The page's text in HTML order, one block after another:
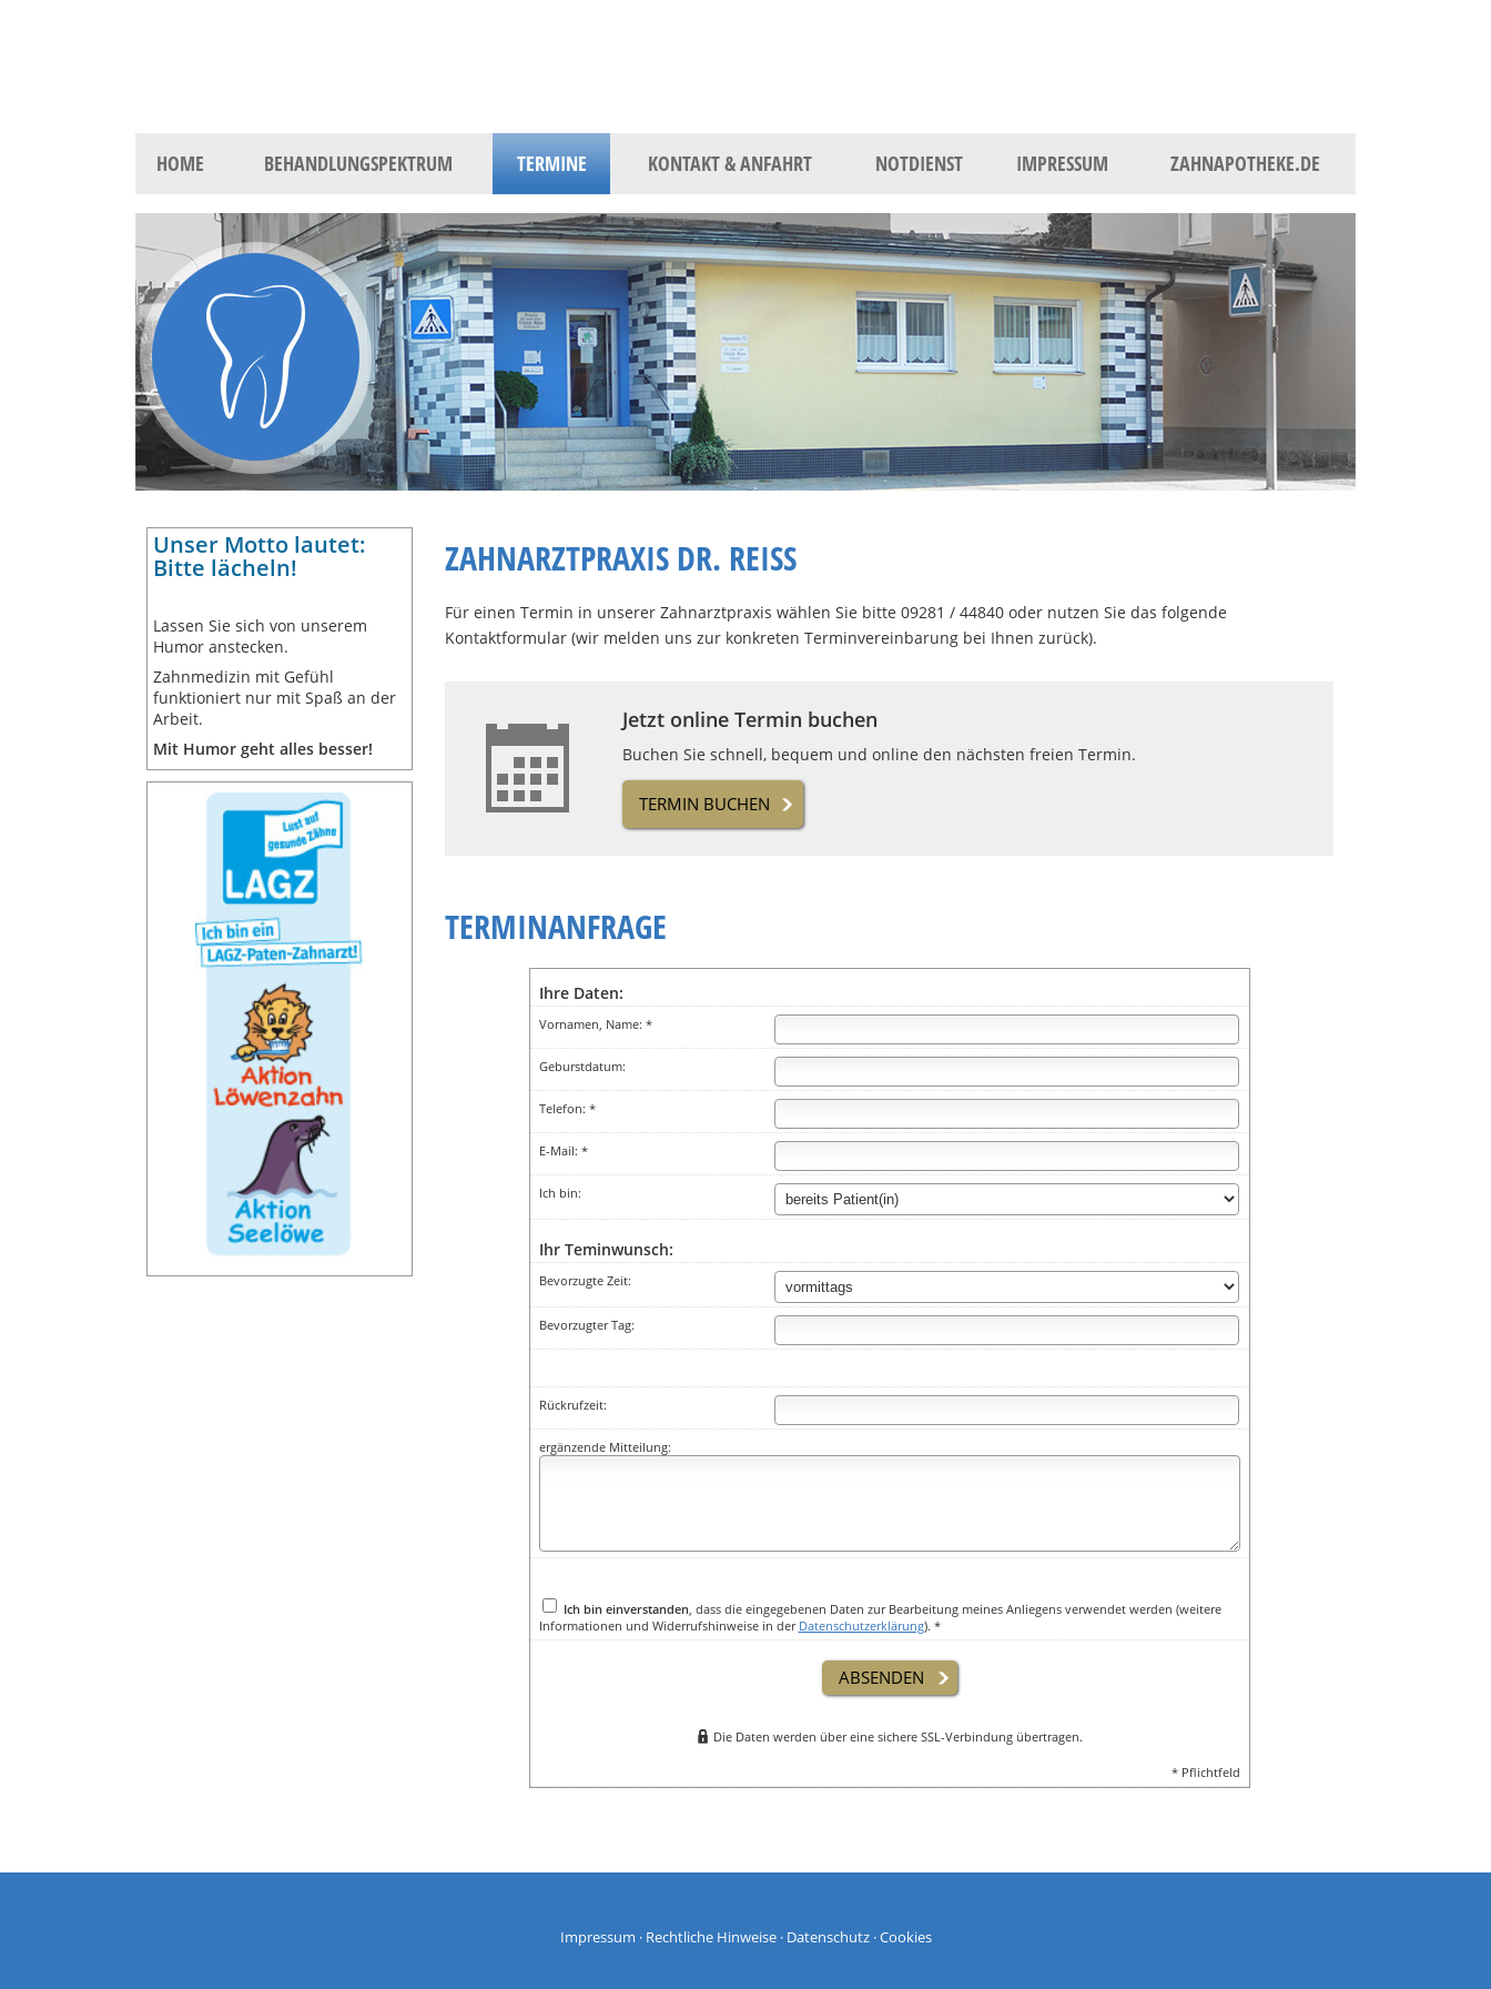
HOME BEHANDLUNGSPEKTRUM TERMINE KONTAKT & ANFAHRT NOTDIENST IMPRESSUM ZAHNAPOTHEKE.DE
Unser Motto lautet:
Bitte lächeln!
Lassen Sie sich von unserem
Humor anstecken.
Zahnmedizin mit Gefühl
funktioniert nur mit Spaß an der
Arbeit.
Mit Humor geht alles besser!
ZAHNARZTPRAXIS DR. REISS
Für einen Termin in unserer Zahnarztpraxis wählen Sie bitte 09281 / 44840 oder nutzen Sie das folgende
Kontaktformular (wir melden uns zur konkreten Terminvereinbarung bei Ihnen zurück).
Jetzt online Termin buchen
Buchen Sie schnell, bequem und online den nächsten freien Termin.
TERMIN BUCHEN
TERMINANFRAGE
Ihre Daten:
Vornamen, Name: *
Geburstdatum:
Telefon: *
E-Mail: *
Ich bin:
Ihr Teminwunsch:
Bevorzugte Zeit:
Bevorzugter Tag:
Rückrufzeit:
ergänzende Mitteilung:
Ich bin einverstanden, dass die eingegebenen Daten zur Bearbeitung meines Anliegens verwendet werden (weitere
Informationen und Widerrufshinweise in der Datenschutzerklärung). *
ABSENDEN
Die Daten werden über eine sichere SSL-Verbindung übertragen.
* Pflichtfeld
Impressum · Rechtliche Hinweise· Datenschutz·Cookies